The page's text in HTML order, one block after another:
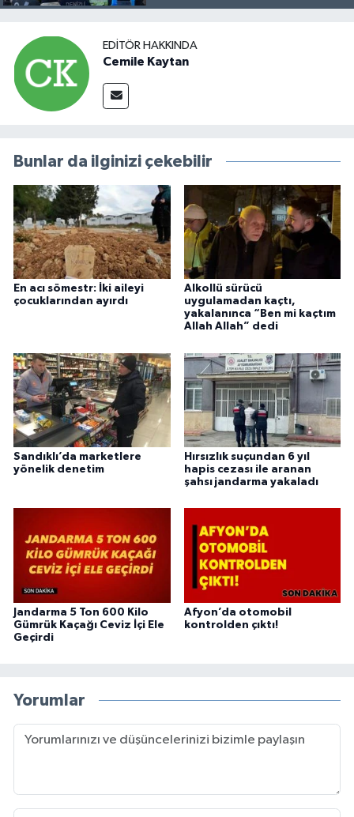
EDITÖR HAKKINDA
Cemile Kaytan
Bunlar da ilginizi çekebilir
En acı sömestr: İki aileyi
çocuklarından ayırdı
Alkollü sürücü
uygulamadan kaçtı,
yakalanınca “Ben mi kaçtım
Allah Allah” dedi
Sandıklı’da marketlere
yönelik denetim
Hırsızlık suçundan 6 yıl
hapis cezası ile aranan
şahsı jandarma yakaladı
Jandarma 5 Ton 600 Kilo
Gümrük Kaçağı Ceviz İçi Ele
Geçirdi
Afyon’da otomobil
kontrolden çıktı!
Yorumlar